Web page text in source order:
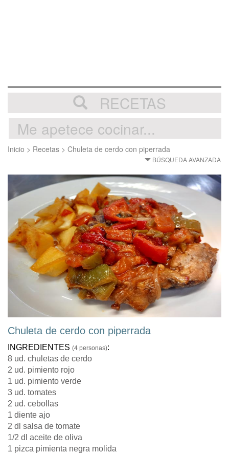
RECETAS
Inicio > Recetas > Chuleta de cerdo con piperrada
BÚSQUEDA AVANZADA
Chuleta de cerdo con piperrada
INGREDIENTES (4 personas):
8 ud. chuletas de cerdo
2 ud. pimiento rojo
1 ud. pimiento verde
3 ud. tomates
2 ud. cebollas
1 diente ajo
2 dl salsa de tomate
1/2 dl aceite de oliva
1 pizca pimienta negra molida